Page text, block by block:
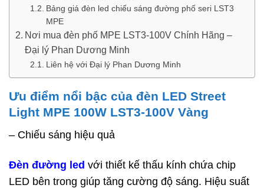
Bảng giá đèn led chiếu sáng đường phố seri LST3
MPE
Nơi mua đèn phố MPE LST3-100V Chính Hãng –
Đại lý Phan Dương Minh
Liên hệ với Đại lý Phan Dương Minh
Ưu điểm nổi bậc của đèn LED Street
Light MPE 100W LST3-100V Vàng
– Chiếu sáng hiệu quả
Đèn đường led với thiết kế thấu kính chứa chip
LED bên trong giúp tăng cường độ sáng. Hiệu suất